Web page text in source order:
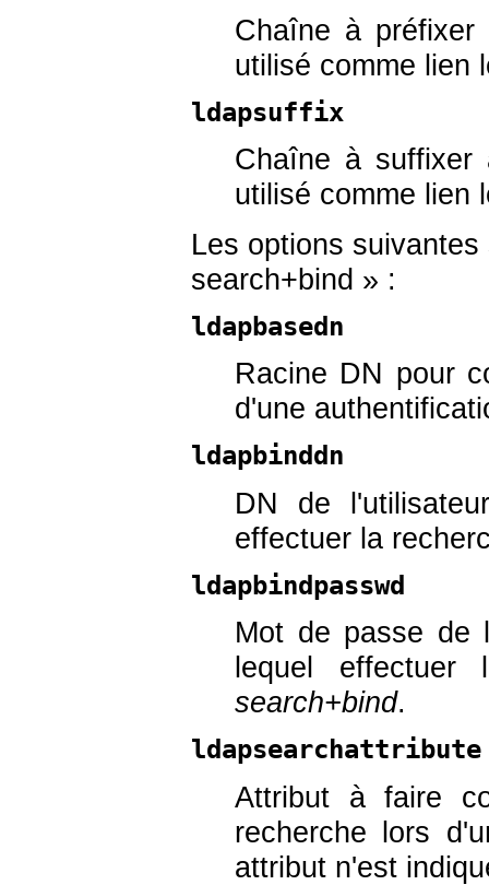
Chaîne à
utilisé comme lien
ldapsuffix
Chaîne à suffixer
utilisé comme lien
Les options
search+bind » :
ldapbasedn
Racine DN pour
d'une
ldapbinddn
DN de
effectuer la
ldapbindpasswd
Mot de passe de
lequel effectuer
search+bind.
ldapsearchattribute
Attribut à faire
recherche lors
attribut n'est